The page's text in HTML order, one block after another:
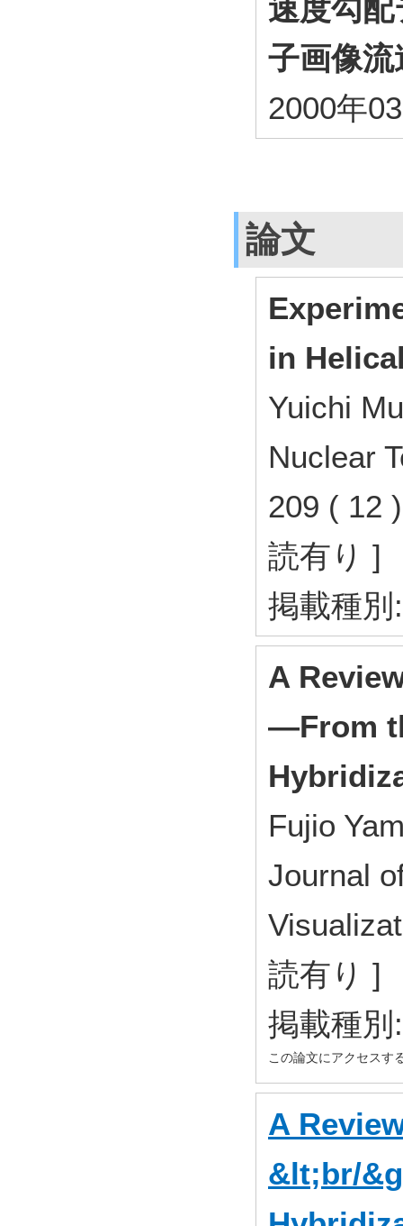
速度勾
子画像
2000年
論文
in
Yuichi
Nuclear
209 ( 12
読有り ]
掲載種
A
—From
Fujio
Journal
読有り ]
掲載種
この論文にアクセスす
A
&lt;br/